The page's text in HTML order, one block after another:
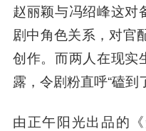
赵丽颖与冯绍峰这对
剧中角色关系，对官
创作。而两人在现实
露，令剧粉直呼“磕到
由正午阳光出品的